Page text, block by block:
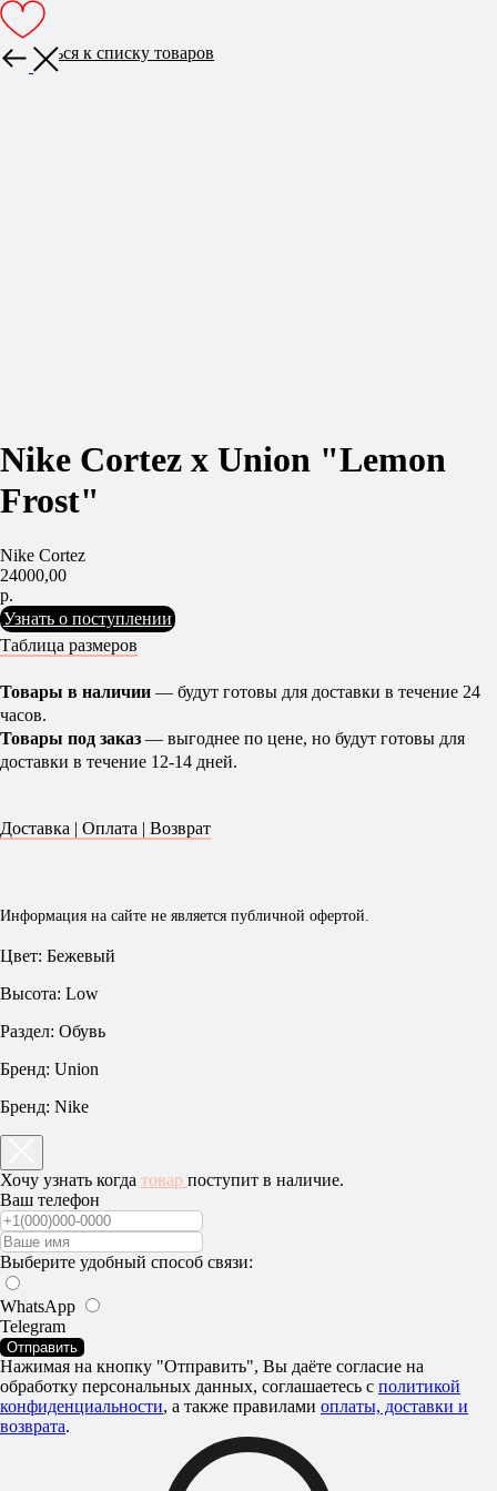
Вернуться к списку товаров
Nike Cortez x Union "Lemon
Frost"
Nike Cortez
24000,00
р.
Узнать о поступлении
Таблица размеров
Товары в наличии — будут готовы для доставки в течение 24
часов.
Товары под заказ — выгоднее по цене, но будут готовы для
доставки в течение 12-14 дней.
Доставка | Оплата | Возврат
Информация на сайте не является публичной офертой.
Цвет: Бежевый
Высота: Low
Раздел: Обувь
Бренд: Union
Бренд: Nike
Хочу узнать когда товар поступит в наличие.
Ваш телефон
Выберите удобный способ связи:
WhatsApp
Telegram
Отправить
Нажимая на кнопку "Отправить", Вы даёте согласие на
обработку персональных данных, соглашаетесь c политикой
конфиденциальности, а также правилами оплаты, доставки и
возврата.